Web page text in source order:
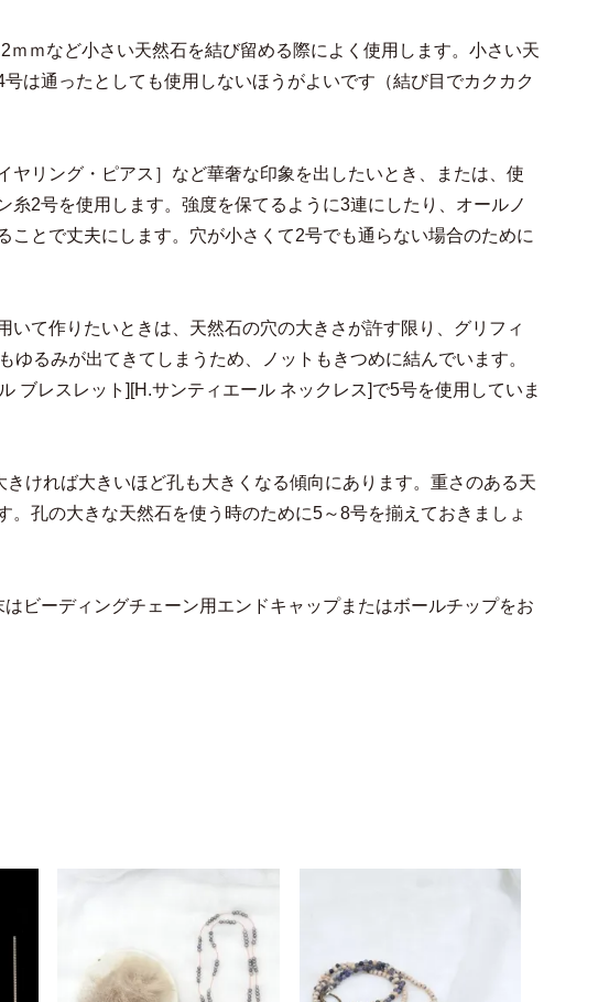
ｍなど小さい天然石を結び留める際によく使用します。小さい天
は通ったとしても使用しないほうがよいです（結び目でカクカク
ヤリング・ピアス］など華奢な印象を出したいとき、または、使
2号を使用します。強度を保てるように3連にしたり、オールノ
とで丈夫にします。穴が小さくて2号でも通らない場合のために
て作りたいときは、天然石の穴の大きさが許す限り、グリフィ
るみが出てきてしまうため、ノットもきつめに結んでいます。
ブレスレット][H.サンティエール ネックレス]で5号を使用していま
ければ大きいほど孔も大きくなる傾向にあります。重さのある天
孔の大きな天然石を使う時のために5～8号を揃えておきましょ
ビーディングチェーン用エンドキャップまたはボールチップをお